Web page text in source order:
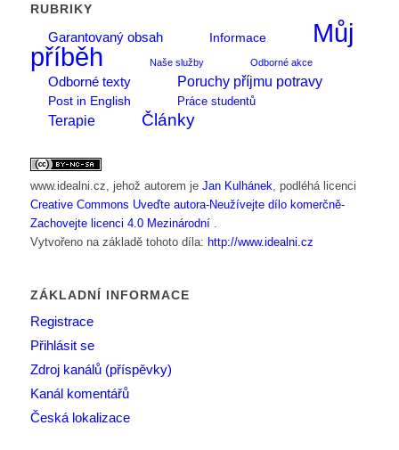
RUBRIKY
Garantovaný obsah
Informace
Můj
příběh
Naše služby Odborné akce
Odborné texty Poruchy příjmu potravy
Post in English Práce studentů
Terapie Články
www.idealni.cz , jehož autorem je Jan Kulhánek , podléhá licenci
Creative Commons Uveďte autora-Neužívejte dílo komerčně-
Zachovejte licenci 4.0 Mezinárodní
Vytvořeno na základě tohoto díla: http://www.idealni.cz
ZÁKLADNÍ INFORMACE
Registrace
Přihlásit se
Zdroj kanálů (příspěvky)
Kanál komentářů
Česká lokalizace